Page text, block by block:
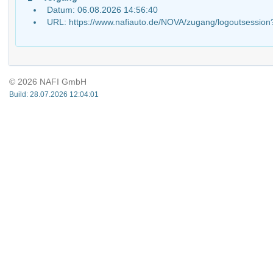
Datum: 06.08.2026 14:56:40
URL: https://www.nafiauto.de/NOVA/zugang/
© 2026 NAFI GmbH
Build: 28.07.2026 12:04:01